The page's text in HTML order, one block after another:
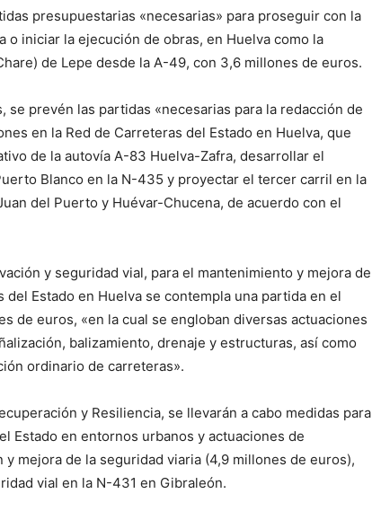
presupuestarias «necesarias» para proseguir con la
o iniciar la ejecución de obras, en Huelva como la
de Lepe desde la A-49, con 3,6 millones de euros.
prevén las partidas «necesarias para la redacción de
en la Red de Carreteras del Estado en Huelva, que
de la autovía A-83 Huelva-Zafra, desarrollar el
Blanco en la N-435 y proyectar el tercer carril en la
del Puerto y Huévar-Chucena, de acuerdo con el
y seguridad vial, para el mantenimiento y mejora de
Estado en Huelva se contempla una partida en el
de euros, «en la cual se engloban diversas actuaciones
balizamiento, drenaje y estructuras, así como
ordinario de carreteras».
y Resiliencia, se llevarán a cabo medidas para
Estado en entornos urbanos y actuaciones de
mejora de la seguridad viaria (4,9 millones de euros),
vial en la N-431 en Gibraleón.